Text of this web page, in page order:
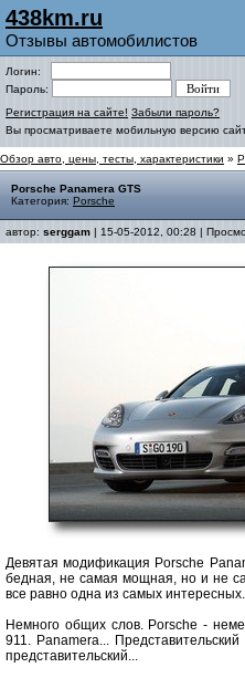
438km.ru
Отзывы автомобилистов
Логин:
Пароль:
Регистрация на сайте! Забыли пароль?
Вы просматриваете мобильную версию
Обзор авто, цены, тесты, характеристики »
Porsche Panamera GTS
Категория: Porsche
автор: serggam | 15-05-2012, 00:28 |
Девятая модификация Porsche
бедная, не самая мощная, но и не
все равно одна из самых интересных.
Немного общих слов. Porsche -
911. Panamera...
представительский...